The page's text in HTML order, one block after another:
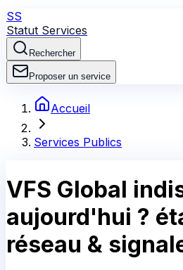
SS
Statut Services
Rechercher
Proposer un service
Accueil
Services Publics
VFS Global
aujourd'hui ?
réseau &